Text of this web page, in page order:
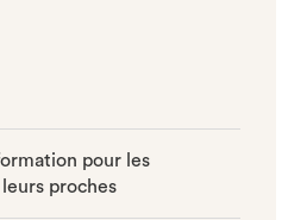
pour les
proches